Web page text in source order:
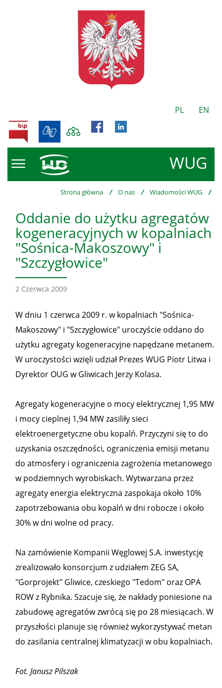
PL EN
WUG
BIP
Strona główna / O nas / Wiadomości WUG /
Oddanie do użytku agregatów
kogeneracyjnych w kopalniach
"Sośnica-Makoszowy" i
"Szczygłowice"
2 Czerwca 2009
W dniu 1 czerwca 2009 r. w kopalniach "Sośnica-
Makoszowy" i "Szczygłowice" uroczyście oddano do
użytku agregaty kogeneracyjne napędzane metanem.
W uroczystości wzięli udział Prezes WUG Piotr Litwa i
Dyrektor OUG w Gliwicach Jerzy Kolasa.
Agregaty kogeneracyjne o mocy elektrycznej 1,95 MW
i mocy cieplnej 1,94 MW zasiliły sieci
elektroenergetyczne obu kopalń. Przyczyni się to do
uzyskania oszczędności, ograniczenia emisji metanu
do atmosfery i ograniczenia zagrożenia metanowego
w podziemnych wyrobiskach. Wytwarzana przez
agregaty energia elektryczna zaspokaja około 10%
zapotrzebowania obu kopalń w dni robocze i około
30% w dni wolne od pracy.
Na zamówienie Kompanii Węglowej S.A. inwestycję
zrealizowało konsorcjum z udziałem ZEG SA,
"Gorprojekt" Gliwice, czeskiego "Tedom" oraz OPA
ROW z Rybnika. Szacuje się, że nakłady poniesione na
zabudowę agregatów zwrócą się po 28 miesiącach. W
przyszłości planuje się również wykorzystywać metan
do zasilania centralnej klimatyzacji w obu kopalniach.
Fot. Janusz Pilszak